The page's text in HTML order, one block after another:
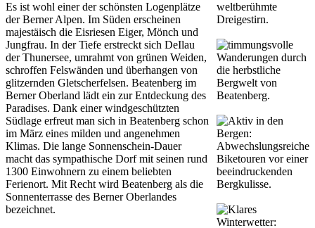
Es ist wohl einer der schönsten Logenplätze
der Berner Alpen. Im Süden erscheinen
majestäisch die Eisriesen Eiger, Mönch und
Jungfrau. In der Tiefe erstreckt sich DeIlau
der Thunersee, umrahmt von grünen Weiden,
schroffen Felswänden und überhangen von
glitzernden Gletscherfelsen. Beatenberg im
Berner Oberland lädt ein zur Entdeckung des
Paradises. Dank einer windgeschützten
Südlage erfreut man sich in Beatenberg schon
im März eines milden und angenehmen
Klimas. Die lange Sonnenschein-Dauer
macht das sympathische Dorf mit seinen rund
1300 Einwohnern zu einem beliebten
Ferienort. Mit Recht wird Beatenberg als die
Sonnenterrasse des Berner Oberlandes
bezeichnet.